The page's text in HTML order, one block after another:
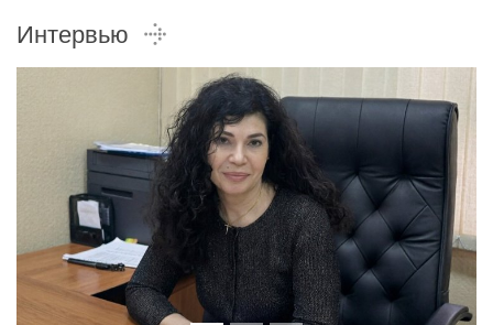
Интервью